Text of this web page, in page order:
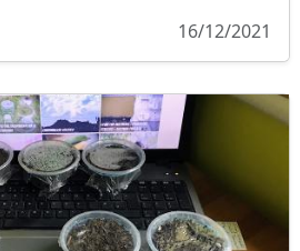
16/12/2021